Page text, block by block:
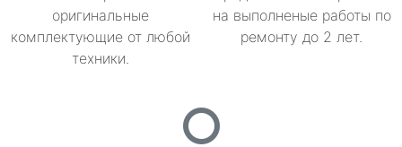
оригинальные
комплектующие от любой
техники.
на выполненые работы по
ремонту до 2 лет.